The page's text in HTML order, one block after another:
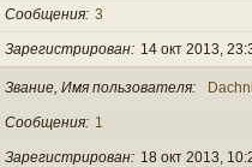
Сообщения 3
Зарегистрирован 14 окт 2013,
Звание, Имя пользователя
Сообщения 1
Зарегистрирован 18 окт 2013,